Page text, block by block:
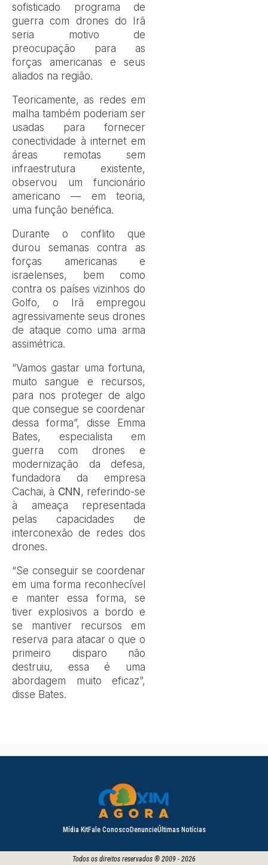
sofisticado programa de
guerra com drones do Irã
seria motivo de
preocupação para as
forças americanas e seus
aliados na região.
Teoricamente, as redes em
malha também poderiam ser
usadas para fornecer
conectividade à internet em
áreas remotas sem
infraestrutura existente,
observou um funcionário
americano — em teoria,
uma função benéfica.
Durante o conflito que
durou semanas contra as
forças americanas e
israelenses, bem como
contra os países vizinhos do
Golfo, o Irã empregou
agressivamente seus drones
de ataque como uma arma
assimétrica.
“Vamos gastar uma fortuna,
muito sangue e recursos,
para nos proteger de algo
que consegue se coordenar
dessa forma”, disse Emma
Bates, especialista em
guerra com drones e
modernização da defesa,
fundadora da empresa
Cachai, à CNN, referindo-se
à ameaça representada
pelas capacidades de
interconexão de redes dos
drones.
“Se conseguir se coordenar
em uma forma reconhecível
e manter essa forma, se
tiver explosivos a bordo e
se mantiver recursos em
reserva para atacar o que o
primeiro disparo não
destruiu, essa é uma
abordagem muito eficaz”,
disse Bates.
Mídia KitFale Conosco DenuncieÚltimas Notícias
Todos os direitos reservados ® 2009 - 2026